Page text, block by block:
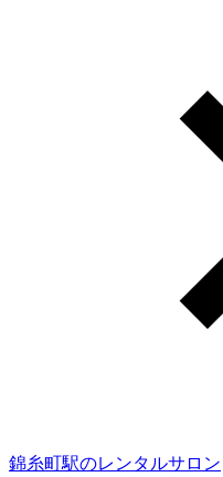
錦糸町駅のレンタルサロン